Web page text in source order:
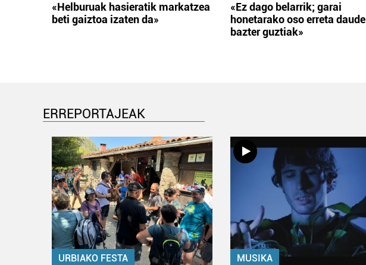
«Helburuak hasieratik markatzea
beti gaiztoa izaten da»
«Ez dago belarrik; garai
honetarako oso erreta daude
bazter guztiak»
ERREPORTAJEAK
URBIAKO FESTA MUSIKA